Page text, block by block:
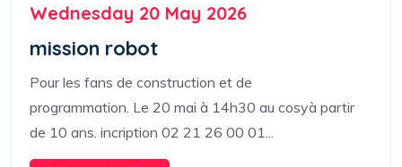
Wednesday 20 May 2026
mission robot
Pour les fans de construction et de
programmation. Le 20 mai à 14h30 au cosyà partir
de 10 ans. incription 02 21 26 00 01...